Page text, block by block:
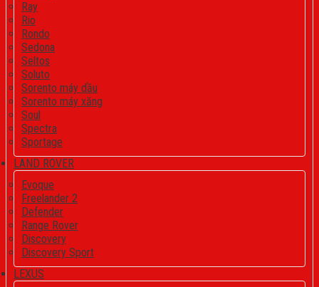
Ray
Rio
Rondo
Sedona
Seltos
Soluto
Sorento máy dầu
Sorento máy xăng
Soul
Spectra
Sportage
LAND ROVER
Evoque
Freelander 2
Defender
Range Rover
Discovery
Discovery Sport
LEXUS